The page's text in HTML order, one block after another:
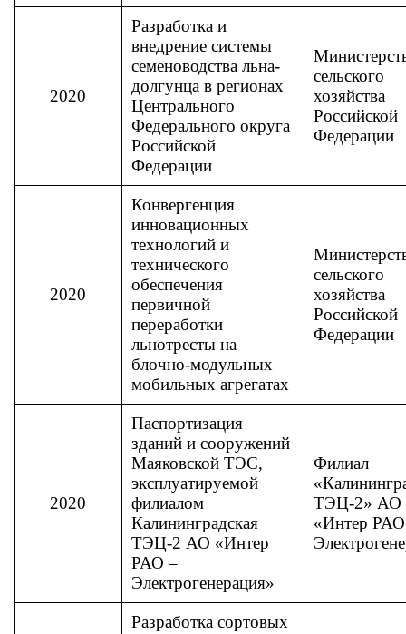
2020
Разработка и
внедрение системы
семеноводства льна-
долгунца в регионах
Центрального
Федерального округа
Российской
Федерации
сельского
хозяйства
Российской
Федерации
2020
Конвергенция
инновационных
технологий и
технического
обеспечения
первичной
переработки
льнотресты на
блочно-модульных
мобильных агрегатах
сельского
хозяйства
Российской
Федерации
2020
Паспортизация
зданий и сооружений
Маяковской ТЭС,
эксплуатируемой
филиалом
Калининградская
ТЭЦ-2 АО «Интер
РАО –
Электрогенерация»
Филиал
ТЭЦ-2» АО
«Интер
Разработка сортовых